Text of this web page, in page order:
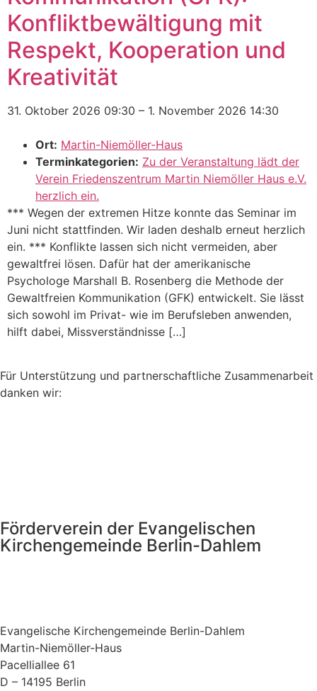
Konfliktbewältigung mit
Respekt, Kooperation und
Kreativität
31. Oktober 2026 09:30 – 1. November 2026 14:30
Ort: Martin-Niemöller-Haus
Terminkategorien: Zu der Veranstaltung lädt der
Verein Friedenszentrum Martin Niemöller Haus e.V.
herzlich ein.
*** Wegen der extremen Hitze konnte das Seminar im
Juni nicht stattfinden. Wir laden deshalb erneut herzlich
ein. *** Konflikte lassen sich nicht vermeiden, aber
gewaltfrei lösen. Dafür hat der amerikanische
Psychologe Marshall B. Rosenberg die Methode der
Gewaltfreien Kommunikation (GFK) entwickelt. Sie lässt
sich sowohl im Privat- wie im Berufsleben anwenden,
hilft dabei, Missverständnisse […]
Für Unterstützung und partnerschaftliche Zusammenarbeit
danken wir:
Förderverein der Evangelischen
Kirchengemeinde Berlin-Dahlem
Evangelische Kirchengemeinde Berlin-Dahlem
Martin-Niemöller-Haus
Pacelliallee 61
D – 14195 Berlin